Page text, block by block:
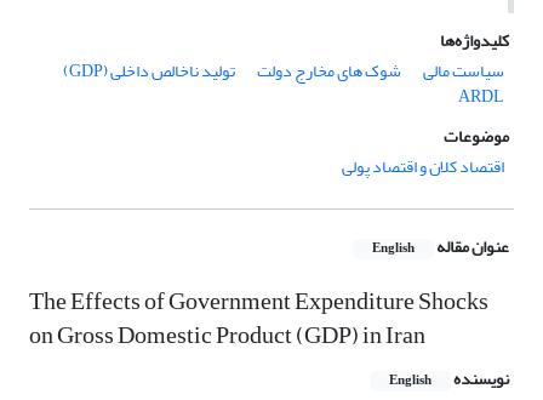
کلیدواژه‌ها
سیاست مالی
شوک های مخارج دولت تولید ناخالص داخلی (GDP)
ARDL
موضوعات
اقتصاد کلان و اقتصاد پولی
عنوان مقاله English
The Effects of Government Expenditure Shocks
on Gross Domestic Product (GDP) in Iran
نویسنده English